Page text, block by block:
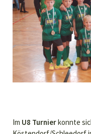
Im U8 Turnierkonnte